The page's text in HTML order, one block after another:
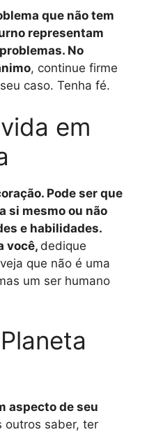
que não tem
representam
No
, continue firme
caso. Tenha fé.
em
Pode ser que
si mesmo ou não
e habilidades.
você, dedique
que não é uma
um ser humano
aspecto de seu
outros saber, ter